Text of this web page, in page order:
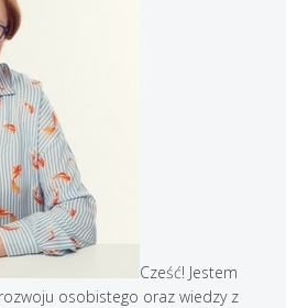
Cześć! Jestem
osobistego oraz wiedzy z